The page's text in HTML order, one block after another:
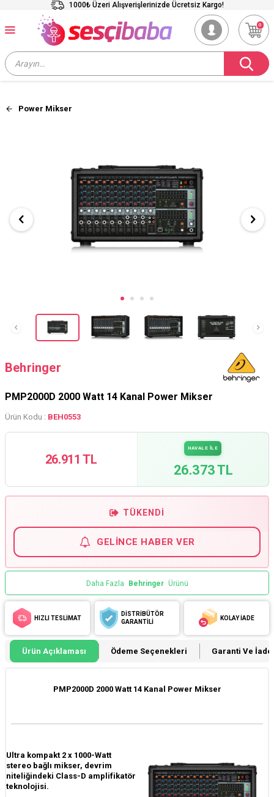
1000₺ Üzeri Alışverişlerinizde Ücretsiz Kargo!
0
Power Mikser
Behringer
PMP2000D 2000 Watt 14 Kanal Power Mikser
Ürün Kodu : BEH0553
26.911 TL
HAVALE İLE
26.373 TL
TÜKENDI
GELINCE HABER VER
Daha Fazla Behringer Ürünü
HIZLI TESLİMAT
DİSTRİBÜTÖR
GARANTİLİ
KOLAY İADE
Ürün Açıklaması Ödeme Seçenekleri Garanti Ve İade
PMP2000D 2000 Watt 14 Kanal Power Mikser
Ultra kompakt 2 x 1000-Watt
stereo bağlı mikser, devrim
niteliğindeki Class-D amplifikatör
teknolojisi.